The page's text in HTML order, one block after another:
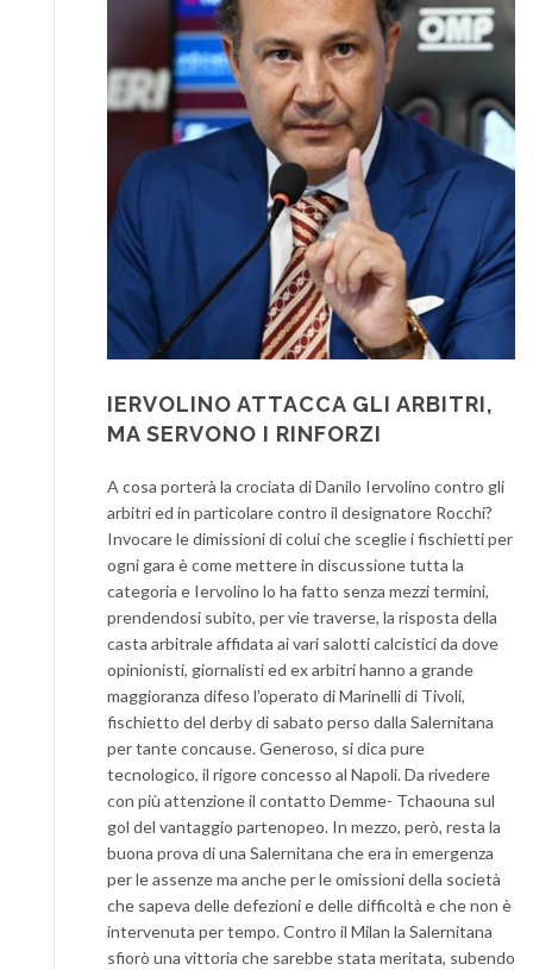
IERVOLINO ATTACCA GLI ARBITRI,
MA SERVONO I RINFORZI
A cosa porterà la crociata di Danilo Iervolino contro gli
arbitri ed in particolare contro il designatore Rocchi?
Invocare le dimissioni di colui che sceglie i fischietti per
ogni gara è come mettere in discussione tutta la
categoria e Iervolino lo ha fatto senza mezzi termini,
prendendosi subito, per vie traverse, la risposta della
casta arbitrale affidata ai vari salotti calcistici da dove
opinionisti, giornalisti ed ex arbitri hanno a grande
maggioranza difeso l’operato di Marinelli di Tivoli,
fischietto del derby di sabato perso dalla Salernitana
per tante concause. Generoso, si dica pure
tecnologico, il rigore concesso al Napoli. Da rivedere
con più attenzione il contatto Demme- Tchaouna sul
gol del vantaggio partenopeo. In mezzo, però, resta la
buona prova di una Salernitana che era in emergenza
per le assenze ma anche per le omissioni della società
che sapeva delle defezioni e delle difficoltà e che non è
intervenuta per tempo. Contro il Milan la Salernitana
sfiorò una vittoria che sarebbe stata meritata, subendo